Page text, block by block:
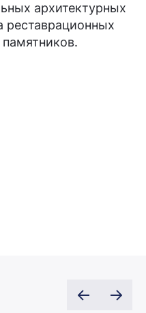
архитектурных
реставрационных